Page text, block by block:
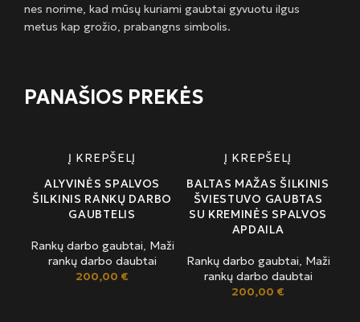
nes norime, kad mūsų kuriami gaubtai gyvuotu ilgus
metus kap grožio, prabangns simbolis.
PANAŠIOS PREKĖS
Į KREPŠELĮ
ALYVINĖS SPALVOS
ŠILKINIS RANKŲ DARBO
GAUBTELIS
Rankų darbo gaubtai, Maži
rankų darbo daubtai
200,00 €
Į KREPŠELĮ
BALTAS MAŽAS ŠILKINIS
ŠVIESTUVO GAUBTAS
SU KREMINĖS SPALVOS
APDAILA
Rankų darbo gaubtai, Maži
rankų darbo daubtai
200,00 €